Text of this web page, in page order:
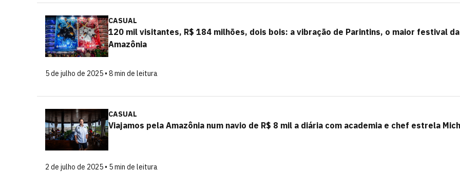
CASUAL
120 mil visitantes, R$ 184 milhões, dois bois: a vibração de Parintins, o maior festival da
Amazônia
5 de julho de 2025 • 8 min de leitura
CASUAL
Viajamos pela Amazônia num navio de R$ 8 mil a diária com academia e chef estrela
2 de julho de 2025 • 5 min de leitura